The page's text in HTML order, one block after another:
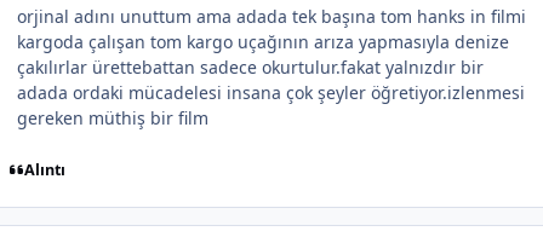
orjinal adını unuttum ama adada tek başına tom hanks in filmi
kargoda çalışan tom kargo uçağının arıza yapmasıyla denize
çakılırlar ürettebattan sadece okurtulur.fakat yalnızdır bir
adada ordaki mücadelesi insana çok şeyler öğretiyor.izlenmesi
gereken müthiş bir film
Alıntı